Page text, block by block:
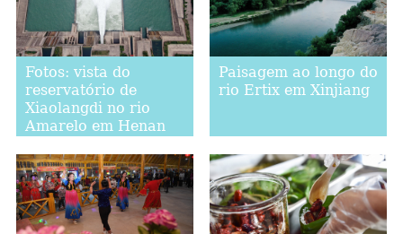
Fotos: vista do
reservatório de
Xiaolangdi no rio
Amarelo em Henan
Paisagem ao longo do
rio Ertix em Xinjiang